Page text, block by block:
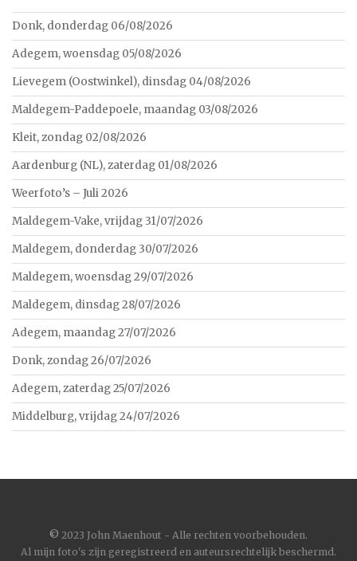
Donk, donderdag 06/08/2026
Adegem, woensdag 05/08/2026
Lievegem (Oostwinkel), dinsdag 04/08/2026
Maldegem-Paddepoele, maandag 03/08/2026
Kleit, zondag 02/08/2026
Aardenburg (NL), zaterdag 01/08/2026
Weerfoto’s – Juli 2026
Maldegem-Vake, vrijdag 31/07/2026
Maldegem, donderdag 30/07/2026
Maldegem, woensdag 29/07/2026
Maldegem, dinsdag 28/07/2026
Adegem, maandag 27/07/2026
Donk, zondag 26/07/2026
Adegem, zaterdag 25/07/2026
Middelburg, vrijdag 24/07/2026
© 2023 John Maenhout - Alle rechten voorbehouden.
Al mijn foto's zijn geregistreerd en auteursrechtelijk beschermd.